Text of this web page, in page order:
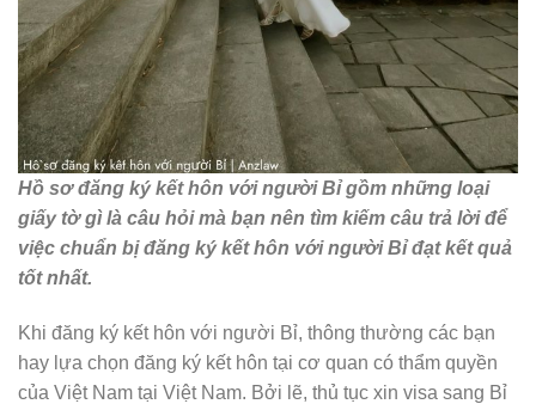
Hồ sơ đăng ký kết hôn với người Bỉ gồm những loại
giấy tờ gì là câu hỏi mà bạn nên tìm kiếm câu trả lời để
việc chuẩn bị đăng ký kết hôn với người Bỉ đạt kết quả
tốt nhất.
Khi đăng ký kết hôn với người Bỉ, thông thường các bạn
hay lựa chọn đăng ký kết hôn tại cơ quan có thẩm quyền
của Việt Nam tại Việt Nam. Bởi lẽ, thủ tục xin visa sang Bỉ